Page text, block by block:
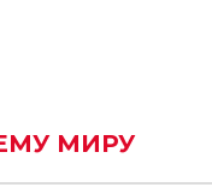
МИРУ